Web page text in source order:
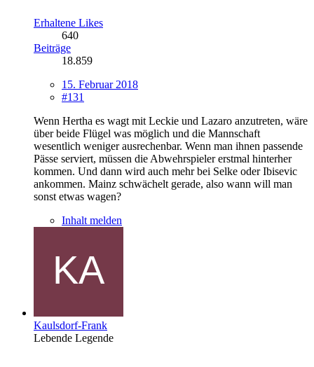
Erhaltene Likes
640
Beiträge
18.859
15. Februar 2018
#131
Wenn Hertha es wagt mit Leckie und Lazaro anzutreten, wäre
über beide Flügel was möglich und die Mannschaft
wesentlich weniger ausrechenbar. Wenn man ihnen passende
Pässe serviert, müssen die Abwehrspieler erstmal hinterher
kommen. Und dann wird auch mehr bei Selke oder Ibisevic
ankommen. Mainz schwächelt gerade, also wann will man
sonst etwas wagen?
Inhalt melden
Kaulsdorf-Frank
Lebende Legende